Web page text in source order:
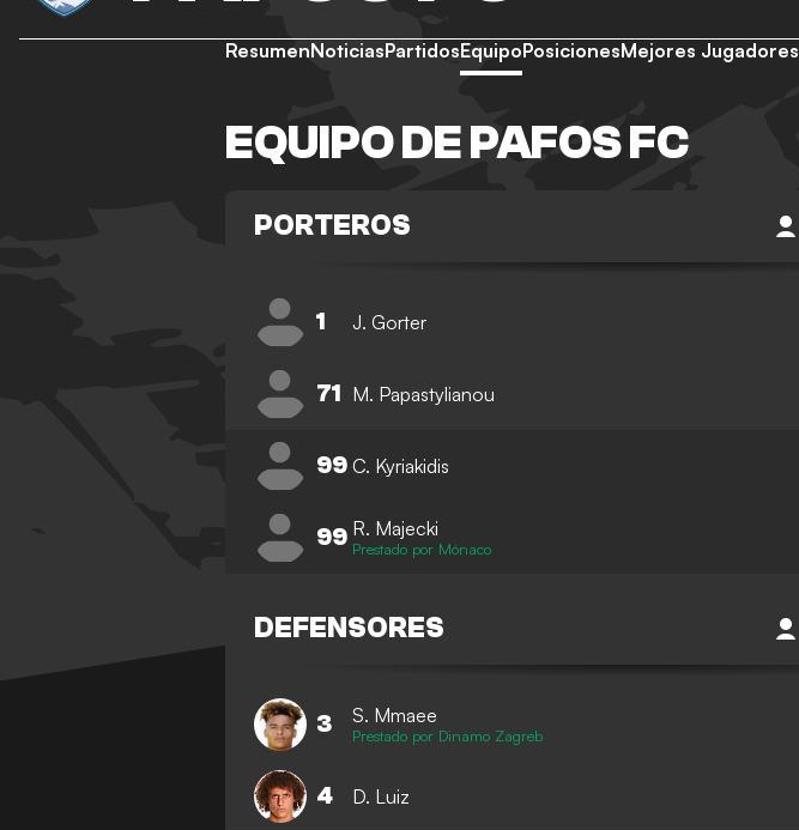
ResumenNoticiasPartidosEquipoPosicionesMejores Jugadores
EQUIPO DE PAFOS FC
PORTEROS
1 J. Gorter
71 M. Papastylianou
99 C. Kyriakidis
99 R. Majecki
Prestado por Mónaco
DEFENSORES
3 S. Mmaee
Prestado por Dinamo Zagreb
4 D. Luiz